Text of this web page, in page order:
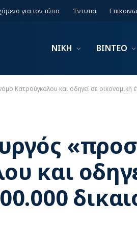
για τον τύπο Έντυπα
ΝΙΚΗ ΒΙΝΤΕΟ
Κατρούγκαλου και οδηγεί σε οικονομική
και